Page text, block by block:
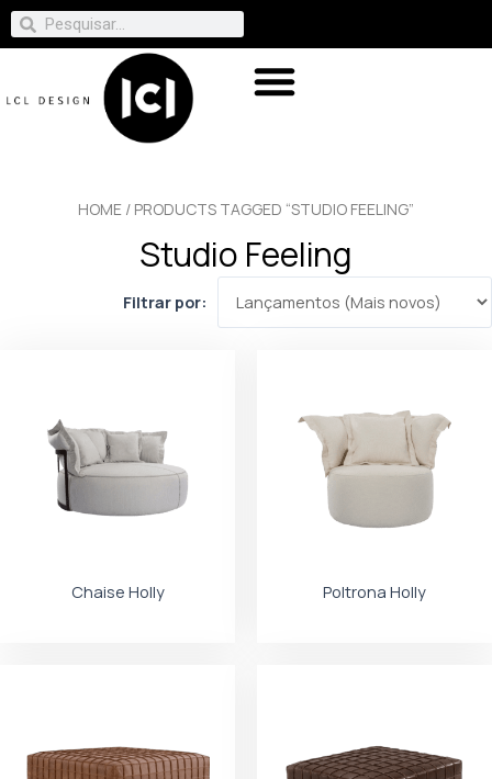
HOME / PRODUCTS TAGGED “STUDIO FEELING”
Studio Feeling
Filtrar por:
Chaise Holly Poltrona Holly